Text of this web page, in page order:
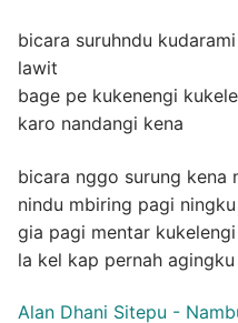
bicara suruhndu
lawit
bage pe kukenengi
karo nandangi kena
bicara nggo surung kena
nindu mbiring pagi ningku
gia pagi mentar
la kel kap pernah
Alan Dhani Sitepu -